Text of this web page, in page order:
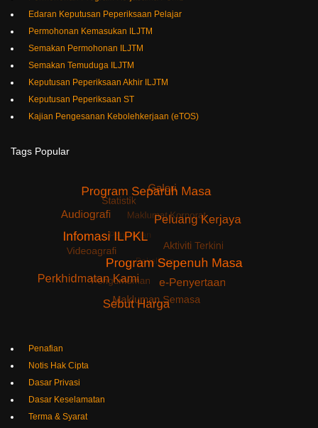
Edaran Keputusan Peperiksaan Pelajar
Permohonan Kemasukan ILJTM
Semakan Permohonan ILJTM
Semakan Temuduga ILJTM
Keputusan Peperiksaan Akhir ILJTM
Keputusan Peperiksaan ST
Kajian Pengesanan Kebolehkerjaan (eTOS)
Tags Popular
Penafian
Notis Hak Cipta
Dasar Privasi
Dasar Keselamatan
Terma & Syarat